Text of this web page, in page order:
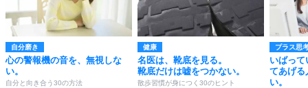
自分磨き
心の警報機の音を、無視しな
い。
自分と向き合う30の方法
健康
名医は、靴底を見る。
靴底だけは嘘をつかない。
散歩習慣が身につく30のヒント
プラス思
いばっ
てあげる
い。